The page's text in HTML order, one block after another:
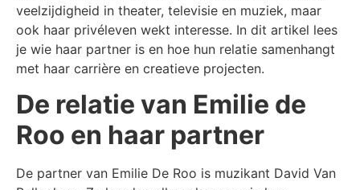
veelzijdigheid in theater, televisie en muziek, maar
ook haar privéleven wekt interesse. In dit artikel lees
je wie haar partner is en hoe hun relatie samenhangt
met haar carrière en creatieve projecten.
De relatie van Emilie de
Roo en haar partner
De partner van Emilie De Roo is muzikant David Van